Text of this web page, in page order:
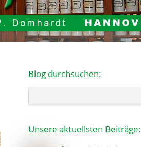
Blog durchsuchen:
Unsere aktuellsten Beiträge: